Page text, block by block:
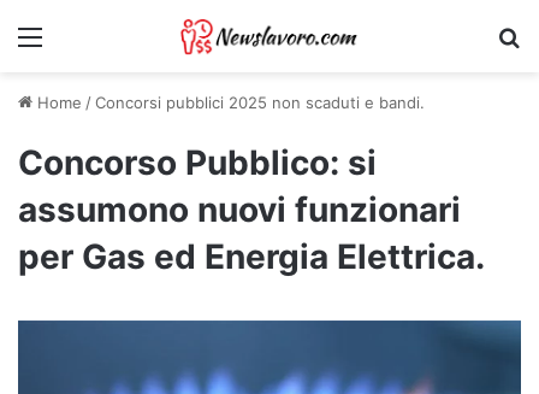
Menu
Home /Concorsi pubblici 2025 non scaduti e bandi.
Concorso Pubblico: si
assumono nuovi funzionari
per Gas ed Energia Elettrica.